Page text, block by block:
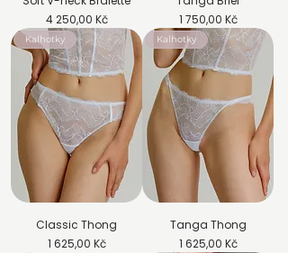
Cena
4 250,00 Kč
Cena
1 750,00 Kč
Kalhotky
Classic Thong
Cena
1 625,00 Kč
Kalhotky
Tanga Thong
Cena
1 625,00 Kč